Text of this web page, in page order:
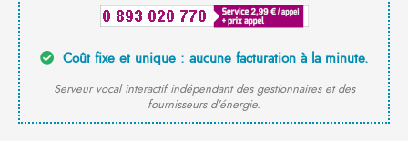
Coût fixe et unique : aucune facturation à la minute.
Serveur vocal interactif indépendant des gestionnaires et des
fournisseurs d'énergie.